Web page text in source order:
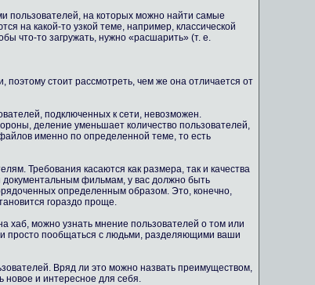
пользователей, на которых можно найти самые
на какой-то узкой теме, например, классической
что-то загружать, нужно «расшарить» (т. е.
стоит рассмотреть, чем же она отличается от
подключенных к сети, невозможен.
деление уменьшает количество пользователей,
именно по определенной теме, то есть
Требования касаются как размера, так и качества
фильмам, у вас должно быть
определенным образом. Это, конечно,
гораздо проще.
хаб, можно узнать мнение пользователей о том или
просто пообщаться с людьми, разделяющими ваши
Вряд ли это можно назвать преимуществом,
новое и интересное для себя.